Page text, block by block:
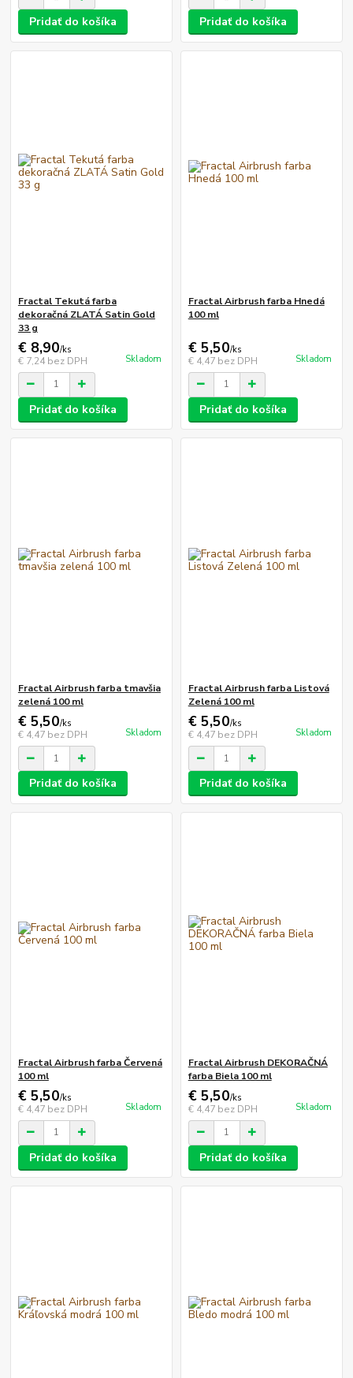
Pridať do košíka Pridať do košíka
Fractal Tekutá farba
dekoračná ZLATÁ Satin Gold
33 g
€ 8,90/ks
€ 7,24 bez DPH Skladom
Pridať do košíka
Fractal Airbrush farba Hnedá
100 ml
€ 5,50/ks
€ 4,47 bez DPH Skladom
Pridať do košíka
Fractal Airbrush farba tmavšia
zelená 100 ml
€ 5,50/ks
€ 4,47 bez DPH Skladom
Pridať do košíka
Fractal Airbrush farba Listová
Zelená 100 ml
€ 5,50/ks
€ 4,47 bez DPH Skladom
Pridať do košíka
Fractal Airbrush farba Červená
100 ml
€ 5,50/ks
€ 4,47 bez DPH Skladom
Pridať do košíka
Fractal Airbrush DEKORAČNÁ
farba Biela 100 ml
€ 5,50/ks
€ 4,47 bez DPH Skladom
Pridať do košíka